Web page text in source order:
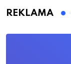
REKLAMA